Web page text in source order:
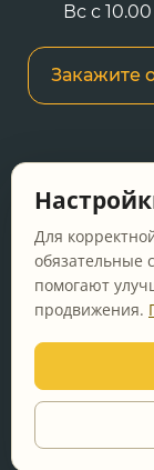
Вс с
Закажите
сайте
является
Перед
© 2011-
Для
обязательные
помогают
продвижения.